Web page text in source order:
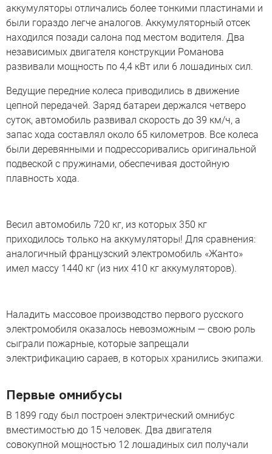
аккумуляторы отличались более тонкими пластинами и
были гораздо легче аналогов. Аккумуляторный отсек
находился позади салона под местом водителя. Два
независимых двигателя конструкции Романова
развивали мощность по 4,4 кВт или 6 лошадиных сил.
Ведущие передние колеса приводились в движение
цепной передачей. Заряд батареи держался четверо
суток, автомобиль развивал скорость до 39 км/ч, а
запас хода составлял около 65 километров. Все колеса
были деревянными и подрессоривались оригинальной
подвеской с пружинами, обеспечивая достойную
плавность хода.
Весил автомобиль 720 кг, из которых 350 кг
приходилось только на аккумуляторы! Для сравнения:
аналогичный французский электромобиль «Жанто»
имел массу 1440 кг (из них 410 кг аккумуляторов).
Наладить массовое производство первого русского
электромобиля оказалось невозможным — свою роль
сыграли пожарные, которые запрещали
электрификацию сараев, в которых хранились экипажи.
Первые омнибусы
В 1899 году был построен электрический омнибус
вместимостью до 15 человек. Два двигателя
совокупной мощностью 12 лошадиных сил получали